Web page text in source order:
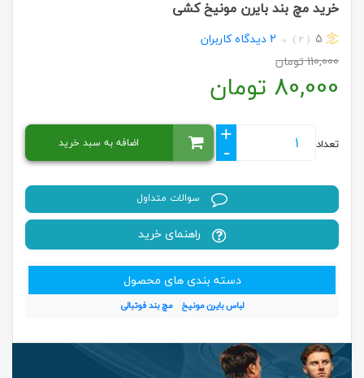
خرید مچ بند بایرن مونیخ کشی
5
( 2 )
2 دیدگاه کاربران
110,000تومان
80,000 تومان
تعداد
+
-
اضافه به سبد خرید
سوالات متداول
راهنمای خرید
دسته بندی های محصول
لباس بایرن مونیخ مچ بند فوتبالی